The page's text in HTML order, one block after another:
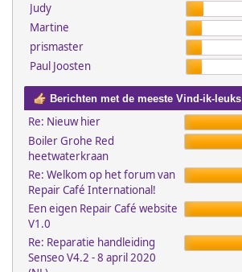
Judy
Martine
prismaster
Paul Joosten
Berichten met de meeste Vind-ik-leuks
Re: Nieuw hier
Boiler Grohe Red
heetwaterkraan
Re: Welkom op het forum van
Repair Café International!
Een eigen Repair Café website
V1.0
Re: Reparatie handleiding
Senseo V4.2 - 8 april 2020